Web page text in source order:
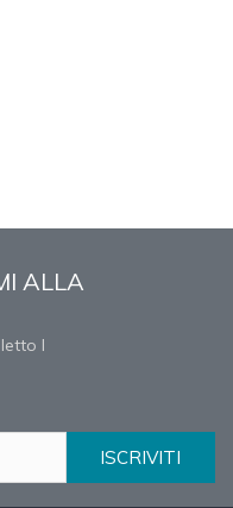
ALLA
l
ISCRIVITI